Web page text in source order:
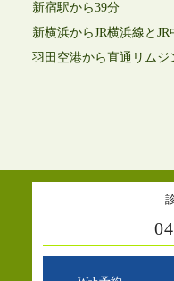
新宿駅から39分
新横浜からJR横浜線と
羽田空港から直通リムジ